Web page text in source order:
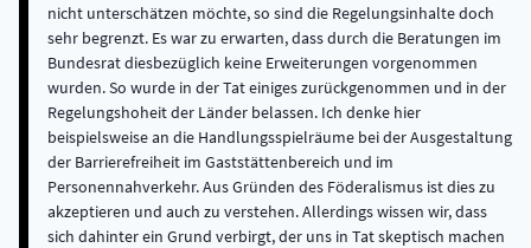
nicht unterschätzen möchte, so sind die Regelungsinhalte doch
sehr begrenzt. Es war zu erwarten, dass durch die Beratungen im
Bundesrat diesbezüglich keine Erweiterungen vorgenommen
wurden. So wurde in der Tat einiges zurückgenommen und in der
Regelungshoheit der Länder belassen. Ich denke hier
beispielsweise an die Handlungsspielräume bei der Ausgestaltung
der Barrierefreiheit im Gaststättenbereich und im
Personennahverkehr. Aus Gründen des Föderalismus ist dies zu
akzeptieren und auch zu verstehen. Allerdings wissen wir, dass
sich dahinter ein Grund verbirgt, der uns in Tat skeptisch machen